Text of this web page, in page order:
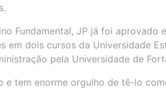
Fundamental, JP já foi aprovado
em dois cursos da Universidade
pela Universidade de
e tem enorme orgulho de tê-lo